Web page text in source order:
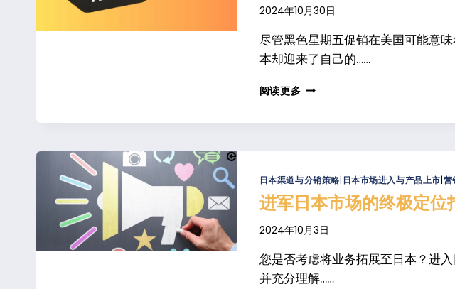
2024年10月30日
尽管黑色星期五促销在美国可能意
本却迎来了自己的……
阅读更多 黑
销
在
日
是
否
成
功？
日本渠道与分销策略 日本市场进入与产品上市 营
进军日本市场的终极定位
2024年10月3日
您是否考虑将业务拓展至日本？进
并充分理解……